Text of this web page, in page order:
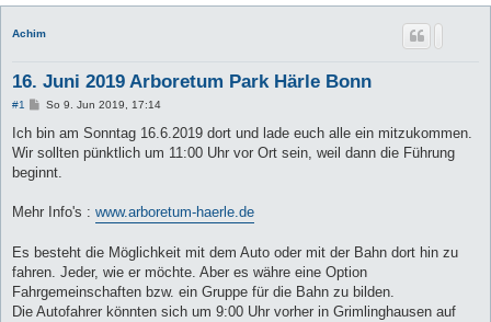
Achim
16. Juni 2019 Arboretum Park Härle Bonn
#1
B
i
r
a
So 9. Jun 2019, 17:14
Ich bin am Sonntag 16.6.2019 dort und lade euch alle ein mitzukommen.
Wir sollten pünktlich um 11:00 Uhr vor Ort sein, weil dann die Führung
beginnt.
Mehr Info's : www.arboretum-haerle.de
Es besteht die Möglichkeit mit dem Auto oder mit der Bahn dort hin zu
fahren. Jeder, wie er möchte. Aber es währe eine Option
Fahrgemeinschaften bzw. ein Gruppe für die Bahn zu bilden.
Die Autofahrer könnten sich um 9:00 Uhr vorher in Grimlinghausen auf